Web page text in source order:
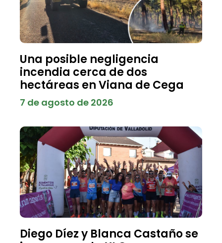
Una posible negligencia
incendia cerca de dos
hectáreas en Viana de Cega
7 de agosto de 2026
Diego Díez y Blanca Castaño se